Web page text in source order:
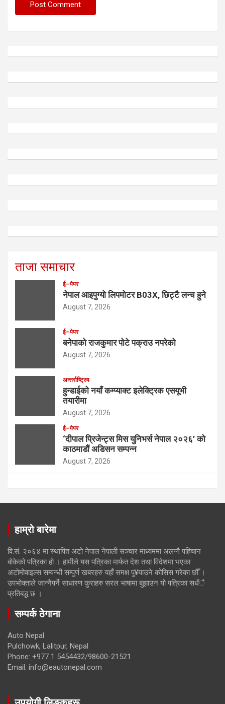
ताजा समाचार
ई–पेपर
नेपाल आइपुग्यो लिपमोटर B03X, छिट्टै लन्च हुने
August 7, 2026
ई–पेपर
बनेपाको राजकुमार पोटे पक्राउ नपरेको
August 7, 2026
अन्तर्राष्ट्रिय
हुन्डाईको नयाँ कम्प्याक्ट इलेक्ट्रिक एसयूभी
तयारीमा
August 7, 2026
ई–पेपर
‘दीपाल प्रिजेन्ट्स मिस युनिभर्स नेपाल २०२६’ को
काठमाडौं अडिसन सम्पन्न
August 7, 2026
हाम्रो बारेमा
वि.सं. २०६४ मा स्थापित अटो नेपाल नेपाली सञ्चार माध्यममा अलग्गै पहिचान
बोकेको पत्रिका हो । हामीले यस पत्रिका मार्फत देश तथा विदेशमा भएका
अटोमोवाइल्स सम्वन्धी सम्पुर्ण खबरहरु यहाँ समक्ष पु¥याउने कोसिस गरेका छौँ ।
उपभोक्ताले जान्नैपर्ने साधारण कुराहरु सरल भाषामा बुझाउन यो पत्रिका सधँै
प्रतिबद्ध छ ।
सम्पर्क ठेगाना
Auto Nepal
Pulchowk, Lalitpur, Nepal
Phone: +977 1 5454432/98600-21521
Email: info@eautonepal.com